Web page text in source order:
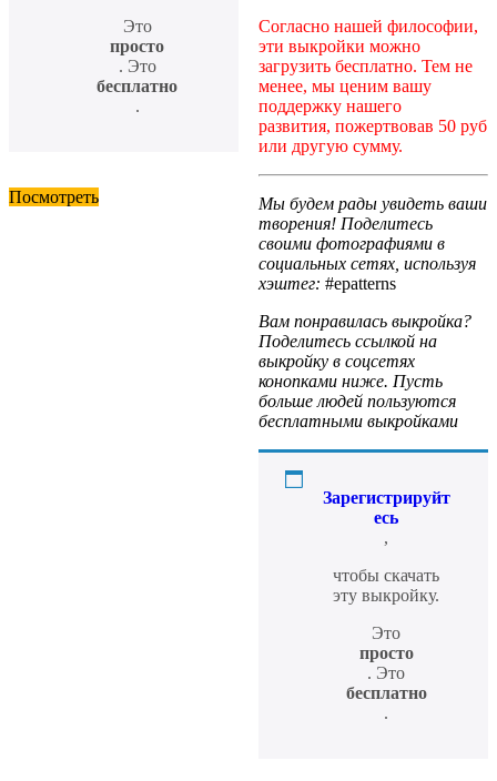
Это
просто
. Это
бесплатно
.
Посмотреть
Согласно нашей философии,
эти выкройки можно
загрузить бесплатно. Тем не
менее, мы ценим вашу
поддержку нашего
развития, пожертвовав 50 руб
или другую сумму.
Мы будем рады увидеть ваши
творения! Поделитесь
своими фотографиями в
социальных сетях, используя
хэштег: #epatterns
Вам понравилась выкройка?
Поделитесь ссылкой на
выкройку в соцсетях
конопками ниже. Пусть
больше людей пользуются
бесплатными выкройками
Зарегистрируйт
есь
,
чтобы скачать
эту выкройку.
Это
просто
. Это
бесплатно
.